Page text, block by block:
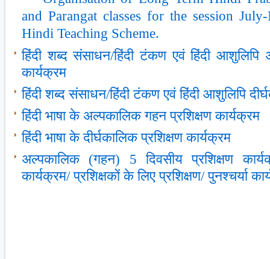
and Parangat classes for the session
Hindi Teaching Scheme.
हिंदी शब्‍द संसाधन/हिंदी टंकण एवं हिंदी आशुलिपि
कार्यक्रम
हिंदी शब्‍द संसाधन/हिंदी टंकण एवं हिंदी आशुलिपि
हिंदी भाषा के अल्‍पकालिक गहन प्रशिक्षण कार्यक्रम
हिंदी भाषा के दीर्घकालिक प्रशिक्षण कार्यक्रम
अल्‍पकालिक (गहन) 5 दिवसीय प्रशिक्षण
कार्यक्रम/ प्रशिक्षकों के लिए प्रशिक्षण/ पुनश्‍चर्या